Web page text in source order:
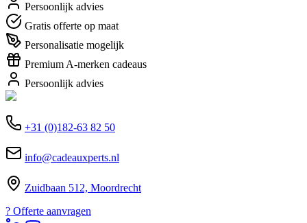
Persoonlijk advies
Gratis offerte op maat
Personalisatie mogelijk
Premium A-merken cadeaus
Persoonlijk advies
+31 (0)182-63 82 50
info@cadeauxperts.nl
Zuidbaan 512, Moordrecht
? Offerte aanvragen